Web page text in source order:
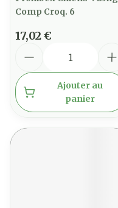
Comp Croq. 6
17,02 €
Ajouter au
panier